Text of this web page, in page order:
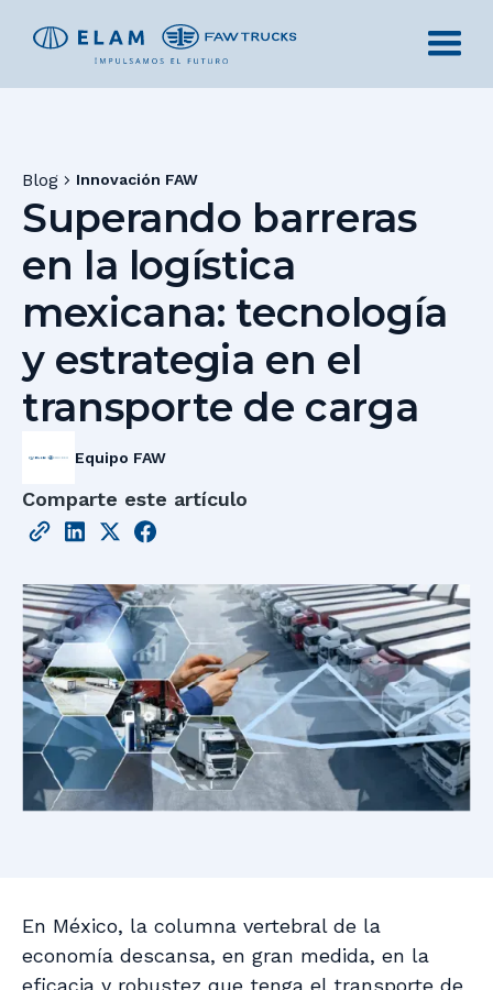
Blog Innovación FAW
Superando barreras
en la logística
mexicana: tecnología
y estrategia en el
transporte de carga
Equipo FAW
Comparte este artículo
En México, la columna vertebral de la
economía descansa, en gran medida, en la
eficacia y robustez que tenga el transporte de